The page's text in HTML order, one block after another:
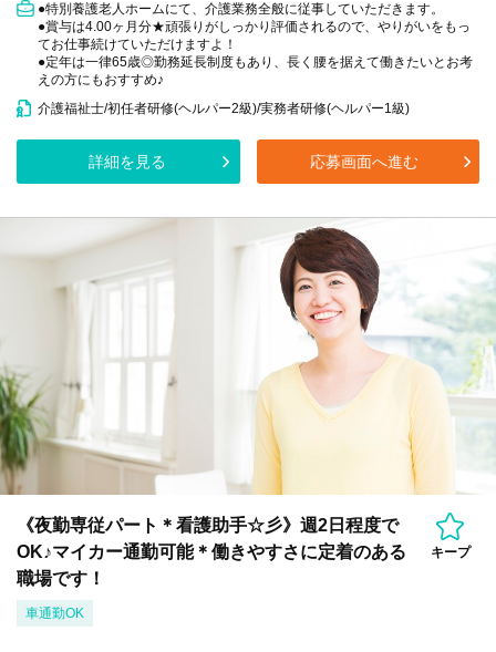
●特別養護老人ホームにて、介護業務全般に従事していただきます。
●賞与は4.00ヶ月分★頑張りがしっかり評価されるので、やりがいをもっ
てお仕事続けていただけますよ！
●定年は一律65歳◎勤務延長制度もあり、長く腰を据えて働きたいとお考
えの方にもおすすめ♪
介護福祉士/初任者研修(ヘルパー2級)/実務者研修(ヘルパー1級)
詳細を見る 応募画面へ進む
《夜勤専従パート＊看護助手☆彡》週2日程度で
OK♪マイカー通勤可能＊働きやすさに定着のある
職場です！
キープ
車通勤OK